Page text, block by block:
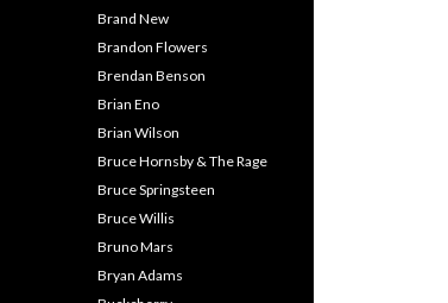
Brand New
Brandon Flowers
Brendan Benson
Brian Eno
Brian Wilson
Bruce Hornsby & The Rage
Bruce Springsteen
Bruce Willis
Bruno Mars
Bryan Adams